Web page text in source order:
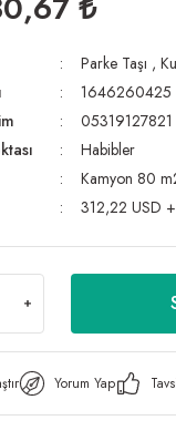
Parke Taşı ,
1646260425
05319127821
Habibler
Kamyon 80
312,22 USD
Yorum Yap